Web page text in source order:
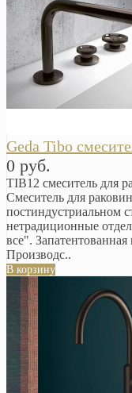
Geda Tibo
0 руб.
TIB12 смеситель для
Смеситель для
постиндустриальном
нетрадиционные
все".
Производс..
В корзину